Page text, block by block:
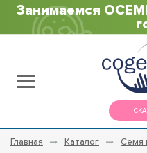
Занимаемся
Главная Каталог
Семя